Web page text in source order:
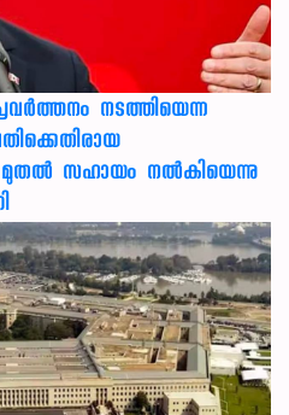
നടത്തിയെന്ന
സഹായം നല്‍കിയെന്നു